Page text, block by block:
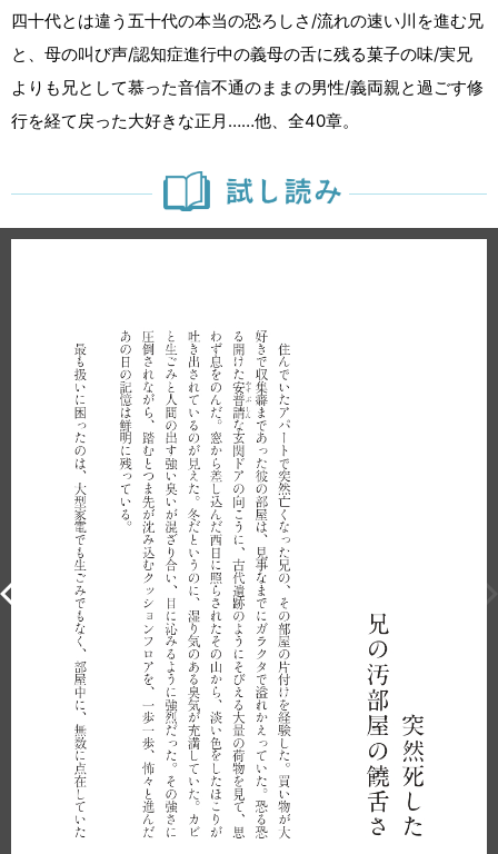
四十代とは違う五十代の本当の恐ろしさ/流れの速い川を進む兄
と、母の叫び声/認知症進行中の義母の舌に残る菓子の味/実兄
よりも兄として慕った音信不通のままの男性/義両親と過ごす修
行を経て戻った大好きな正月……他、全40章。